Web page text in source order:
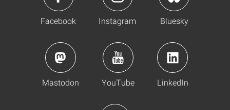
Facebook Instagram Bluesky
Mastodon YouTube LinkedIn